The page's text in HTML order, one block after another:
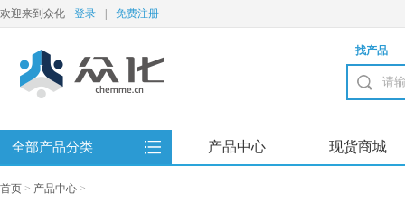
欢迎来到众化 登录 免费注册
找产品
全部产品分类 产品中心 现货商城
首页 > 产品中心 >